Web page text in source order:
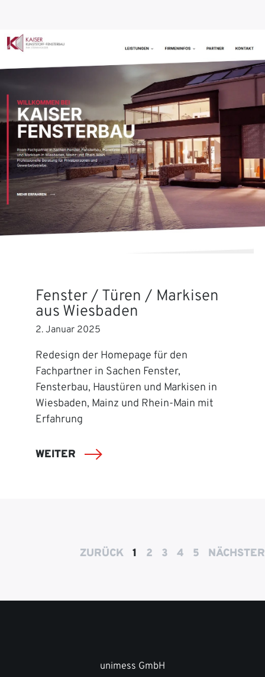
Fenster / Türen / Markisen
aus Wiesbaden
2. Januar 2025
Redesign der Homepage für den
Fachpartner in Sachen Fenster,
Fensterbau, Haustüren und Markisen in
Wiesbaden, Mainz und Rhein-Main mit
Erfahrung
WEITER
ZURÜCK 1 2 3 4 5 NÄCHSTER
unimess GmbH